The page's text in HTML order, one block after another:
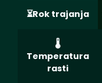
Rok trajanja
Temperatura
rasti